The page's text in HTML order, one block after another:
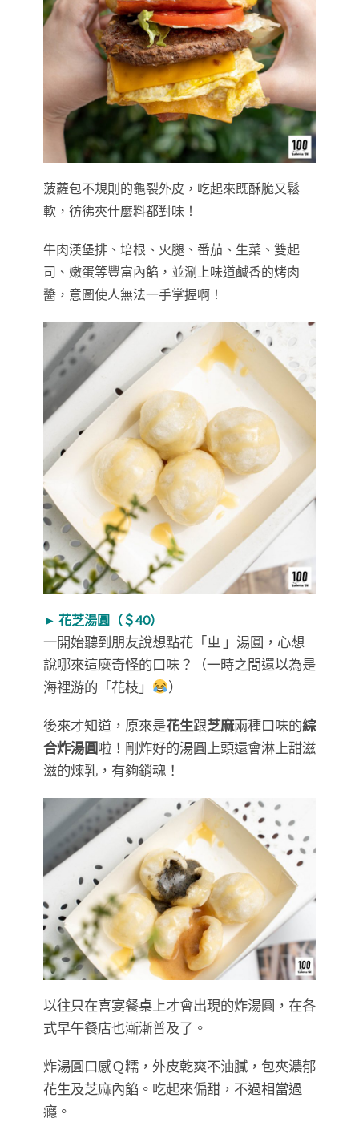
菠蘿包不規則的龜裂外皮，吃起來既酥脆又鬆
軟，彷彿夾什麼料都對味！
牛肉漢堡排、培根、火腿、番茄、生菜、雙起
司、嫩蛋等豐富內餡，並涮上味道鹹香的烤肉
醬，意圖使人無法一手掌握啊！
► 花芝湯圓（＄40）
一開始聽到朋友說想點花「ㄓ 」湯圓，心想
說哪來這麼奇怪的口味？（一時之間還以為是
海裡游的「花枝」
）
後來才知道，原來是花生跟芝麻兩種口味的綜
合炸湯圓啦！剛炸好的湯圓上頭還會淋上甜滋
滋的煉乳，有夠銷魂！
以往只在喜宴餐桌上才會出現的炸湯圓，在各
式早午餐店也漸漸普及了。
炸湯圓口感Ｑ糯，外皮乾爽不油膩，包夾濃郁
花生及芝麻內餡。吃起來偏甜，不過相當過
癮。